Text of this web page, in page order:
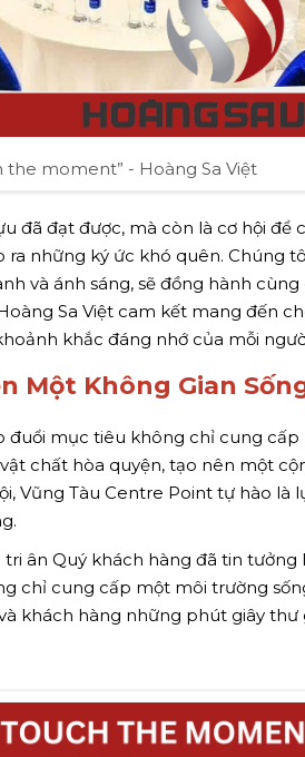
the moment” - Hoàng Sa Việt
đạt được, mà còn là cơ hội để
những ký ức khó quên. Chúng
và ánh sáng, sẽ đồng hành
Sa Việt cam kết mang đến
khắc đáng nhớ của mỗi
Một Không Gian
mục tiêu không chỉ cung
chất hòa quyện, tạo nên một
Vũng Tàu Centre Point tự hào là
ân Quý khách hàng đã tin tưởng
chỉ cung cấp một môi trường
khách hàng những phút giây